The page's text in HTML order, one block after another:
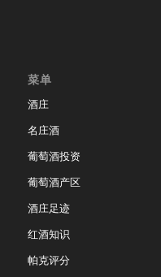
菜单
酒庄
名庄酒
葡萄酒投资
葡萄酒产区
酒庄足迹
红酒知识
帕克评分